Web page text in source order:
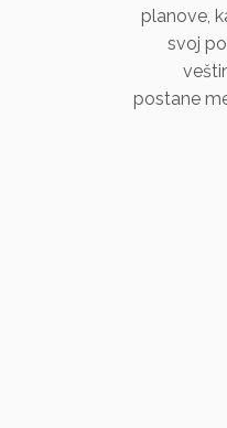
planove,
svoj
postane